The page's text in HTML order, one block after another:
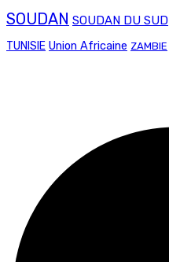
SOUDAN SOUDAN DU SUD
TUNISIE Union Africaine ZAMBIE